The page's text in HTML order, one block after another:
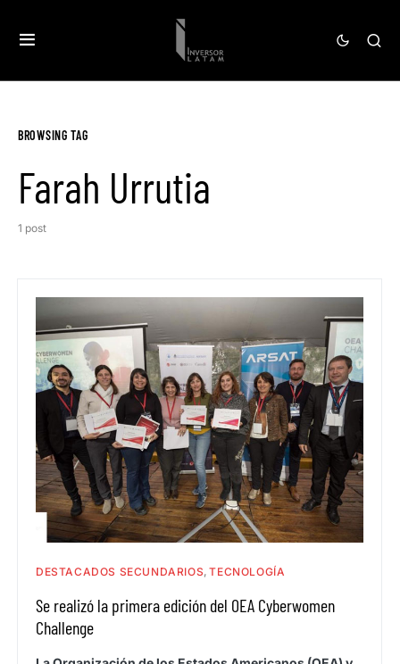
BROWSING TAG
Farah Urrutia
1 post
DESTACADOS SECUNDARIOS TECNOLOGÍA
Se realizó la primera edición del OEA Cyberwomen
Challenge